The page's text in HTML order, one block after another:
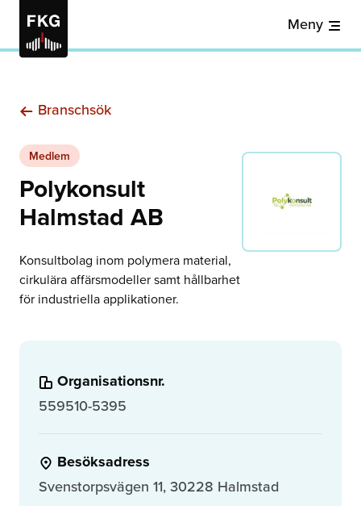
Meny
Branschsök
Polykonsult
Halmstad AB
Medlem
Konsultbolag inom polymera material,
cirkulära affärsmodeller samt hållbarhet
för industriella applikationer.
Organisationsnr.
559510-5395
Besöksadress
Svenstorpsvägen 11, 30228 Halmstad